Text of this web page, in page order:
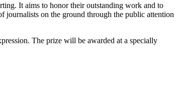
It aims to honor their outstanding work and to
journalists on the ground through the public attention
The prize will be awarded at a specially